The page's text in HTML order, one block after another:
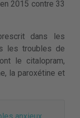
2015 contre 33
dans les
les troubles de
le citalopram,
la paroxétine et